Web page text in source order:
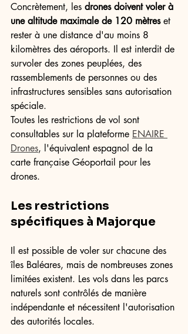
Concrètement, les drones doivent voler à
une altitude maximale de 120 mètres et
rester à une distance d'au moins 8
kilomètres des aéroports. Il est interdit de
survoler des zones peuplées, des
rassemblements de personnes ou des
infrastructures sensibles sans autorisation
spéciale.
Toutes les restrictions de vol sont
consultables sur la plateforme ENAIRE
Drones, l'équivalent espagnol de la
carte française Géoportail pour les
drones.
Les restrictions
spécifiques à Majorque
Il est possible de voler sur chacune des
îles Baléares, mais de nombreuses zones
limitées existent. Les vols dans les parcs
naturels sont contrôlés de manière
indépendante et nécessitent l'autorisation
des autorités locales.